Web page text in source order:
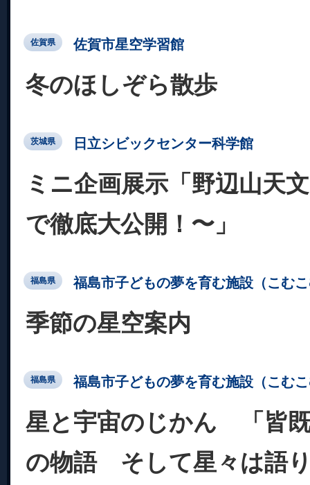
佐賀県 佐賀市星空学習館
冬のほしぞら散歩
茨城県 日立シビックセンター科学館
ミニ企画展示「野辺山天
で徹底大公開！〜」
福島県 福島市子どもの夢を育む施設（こむ
季節の星空案内
福島県 福島市子どもの夢を育む施設（こむ
星と宇宙のじかん 「皆
の物語 そして星々は語